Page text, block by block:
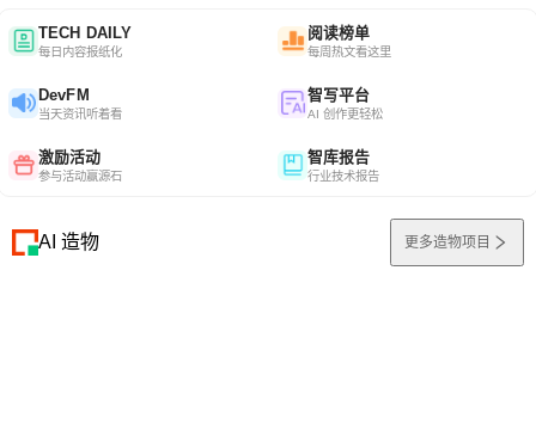
TECH DAILY
每日内容报纸化
阅读榜单
每周热文看这里
DevFM
当天资讯听着看
智写平台
AI 创作更轻松
激励活动
参与活动赢源石
智库报告
行业技术报告
AI 造物 更多造物项目